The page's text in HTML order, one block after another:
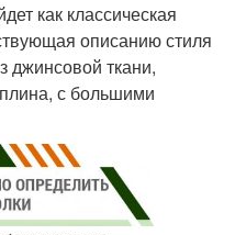
как классическая
описанию стиля
джинсовой ткани,
с большими